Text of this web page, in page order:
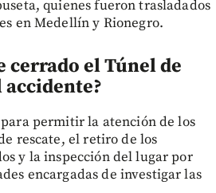
quienes fueron trasladados
en Medellín y Rionegro.
cerrado el Túnel de
permitir la atención de los
rescate, el retiro de los
y la inspección del lugar por
encargadas de investigar las